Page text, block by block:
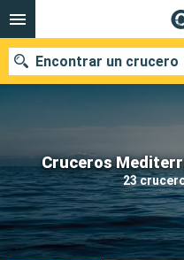
Cruceros
23
Encontrar un crucero
Nuestros destinos
Fecha de salida
Puertos